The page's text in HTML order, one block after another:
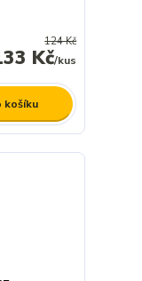
124 Kč
Kč/kus
košíku